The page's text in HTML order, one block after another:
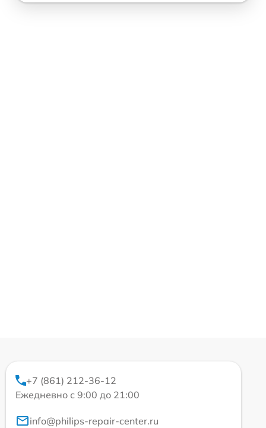
+7 (861) 212-36-12
Ежедневно с 9:00 до 21:00
info@philips-repair-center.ru